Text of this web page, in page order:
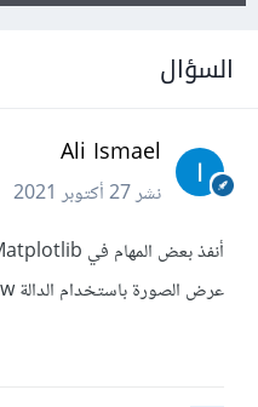
السؤال
Ali Ismael
نشر27 أكتوبر 2021
عرض الصورة باستخدام الدالة imshow بالصيغة الرمادية؟